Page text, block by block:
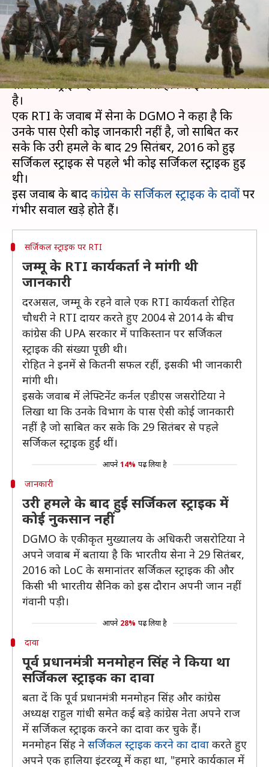
लेखन मुकुल तोमर May 09, 2019 12:06 pm
क्या है खबर?
भारतीय सेना ने UPA सरकार के कार्यकाल में कोई भी
सर्जिकल स्ट्राइक होने की जानकारी होने से इनकार किया
है।
एक RTI के जवाब में सेना के DGMO ने कहा है कि
उनके पास ऐसी कोई जानकारी नहीं है, जो साबित कर
सके कि उरी हमले के बाद 29 सितंबर, 2016 को हुई
सर्जिकल स्ट्राइक से पहले भी कोई सर्जिकल स्ट्राइक हुई
थी।
इस जवाब के बादकांग्रेस के सर्जिकल स्ट्राइक के दावोंपर
सर्जिकल स्ट्राइक पर RTI
जम्मू के RTI कार्यकर्ता ने मांगी थी
जानकारी
दरअसल, जम्मू के रहने वाले एक RTI कार्यकर्ता रोहित
चौधरी ने RTI दायर करते हुए 2004 से 2014 के बीच
कांग्रेस की UPA सरकार में पाकिस्तान पर सर्जिकल
स्ट्राइक की संख्या पूछी थी।
रोहित ने इनमें से कितनी सफल रहीं, इसकी भी जानकारी
मांगी थी।
इसके जवाब में लेफ्टिनेंट कर्नल एडीएस जसरोटिया ने
लिखा था कि उनके विभाग के पास ऐसी कोई जानकारी
नहीं है जो साबित कर सके कि 29 सितंबर से पहले
सर्जिकल स्ट्राइक हुईं थीं।
आपने 14% पढ़ लिया है
जानकारी
उरी हमले के बाद हुई सर्जिकल स्ट्राइक में
कोई नुकसान नहीं
DGMO के एकीकृत मुख्यालय के अधिकरी जसरोटिया ने
अपने जवाब में बताया है कि भारतीय सेना ने 29 सितंबर,
2016 को LoC के समानांतर सर्जिकल स्ट्राइक की और
किसी भी भारतीय सैनिक को इस दौरान अपनी जान नहीं
गंवानी पड़ी।
आपने 28% पढ़ लिया है
दावा
पूर्व प्रधानमंत्री मनमोहन सिंह ने किया था
सर्जिकल स्ट्राइक का दावा
बता दें कि पूर्व प्रधानमंत्री मनमोहन सिंह और कांग्रेस
अध्यक्ष राहुल गांधी समेत कई बड़े कांग्रेस नेता अपने राज
में सर्जिकल स्ट्राइक करने का दावा कर चुके हैं।
मनमोहन सिंह ने सर्जिकल स्ट्राइक करने का दावा करते हुए
अपने एक हालिया इंटरव्यू में कहा था, "हमारे कार्यकाल में